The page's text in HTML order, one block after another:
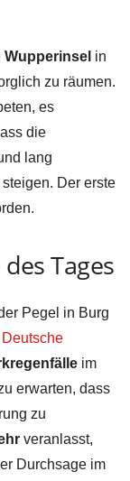
Wupperinsel in
zu räumen.
es
die
lang
Der erste
Tages
Pegel in Burg
Deutsche
im
erwarten, dass
zu
veranlasst,
Durchsage im